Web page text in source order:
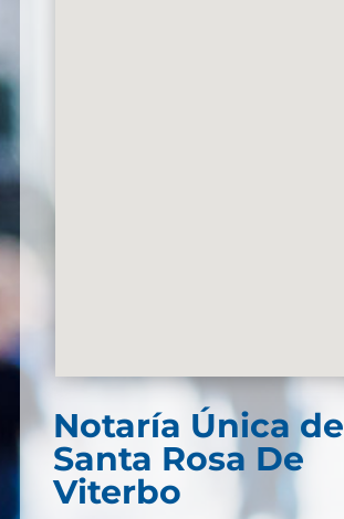
Notaría Única de
Santa Rosa De
Viterbo